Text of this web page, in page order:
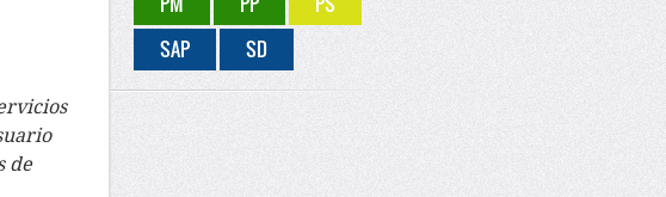
de
SAP
SD